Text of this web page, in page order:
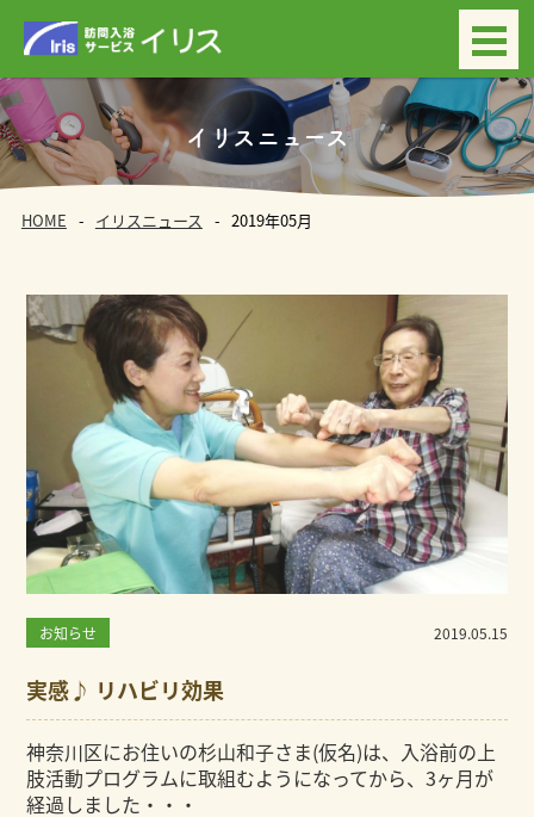
イリスニュース
HOME イリスニュース 2019年05月
お知らせ 2019.05.15
実感♪ リハビリ効果
神奈川区にお住いの杉山和子さま(仮名)は、入浴前の上
肢活動プログラムに取組むようになってから、3ヶ月が
経過しました・・・